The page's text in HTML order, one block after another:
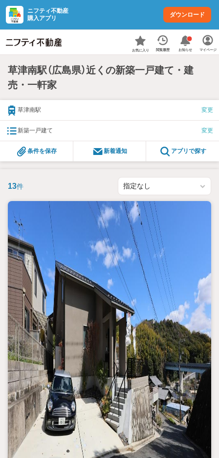
ニフティ不動産
購入アプリ
ダウンロード
お気に入り 閲覧履歴 お知らせ マイページ
草津南駅（広島県）近くの新築一戸建て・建
売・一軒家
草津南駅 変更
新築一戸建て 変更
条件を保存 新着通知 アプリで探す
13件